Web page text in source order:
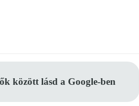
között lásd a Google-ben